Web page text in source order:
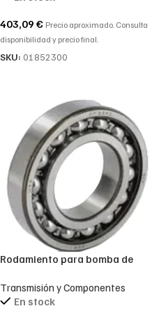
403,09 € Precio aproximado. Consulta
disponibilidad y precio final.
SKU: 01852300
Rodamiento para bomba de
209/C3, E12975591
Transmisión y Componentes
En stock